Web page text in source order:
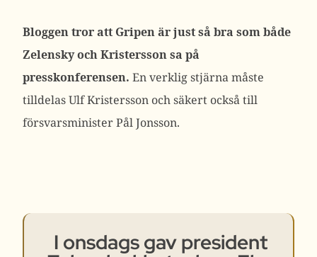
Bloggen tror att Gripen är just så bra som både
Zelensky och Kristersson sa på
presskonferensen. En verklig stjärna måste
tilldelas Ulf Kristersson och säkert också till
försvarsminister Pål Jonsson.
I onsdags gav president